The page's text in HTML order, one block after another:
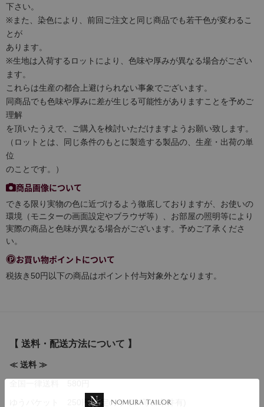
下さい。
※また、染色により、前回ご注文と同じ商品でも若干色が変わるこ
とが
あります。
※生地は入荷するロットにより、色味や厚みが異なる場合がござい
ます。
これらは生産の都合上避けられない事象でございます。
同商品でも色味や厚みに差が生じる可能性がありますことを予めご
理解
を頂いたうえで、ご購入を検討いただけますようお願い致します。
（ロットとは、同じ条件のもとに製造する製品の、生産・出荷の単
位
のことです。）
商品画像について
できる限り実物の色に近づけるよう徹底しておりますが、お使いの
環境（モニターの画面設定やブラウザ等）、お部屋の照明等により
実際の商品と色味が異なる場合がございます。予めご了承くださ
い。
お買い物ポイントについて
税抜き50円以下の商品はポイント付与対象外となります。
【 送料・配送方法について 】
≪ 送料 ≫
ゆうパケット 250円(規定のサイズ等の条件有)